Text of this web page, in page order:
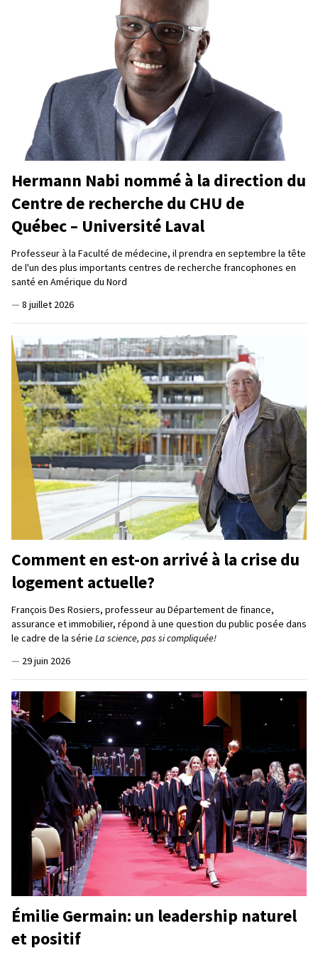
Hermann Nabi nommé à la direction du
Centre de recherche du CHU de
Québec – Université Laval
Professeur à la Faculté de médecine, il prendra en septembre la tête
de l'un des plus importants centres de recherche francophones en
santé en Amérique du Nord
— 8 juillet 2026
Comment en est-on arrivé à la crise du
logement actuelle?
François Des Rosiers, professeur au Département de finance,
assurance et immobilier, répond à une question du public posée dans
le cadre de la série La science, pas si compliquée!
— 29 juin 2026
Émilie Germain: un leadership naturel
et positif